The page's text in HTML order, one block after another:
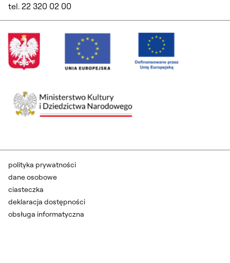
tel. 22 320 02 00
polityka prywatności
dane osobowe
ciasteczka
deklaracja dostępności
obsługa informatyczna